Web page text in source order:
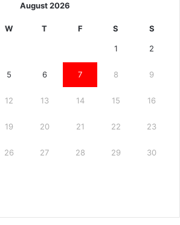
August 2026
W T F S S
1 2
5 6 7 8 9
12 13 14 15 16
19 20 21 22 23
26 27 28 29 30